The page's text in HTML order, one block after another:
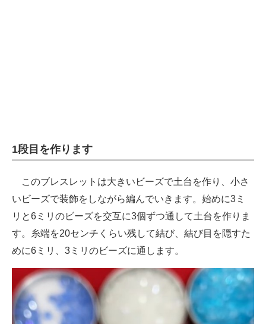
1段目を作ります
このブレスレットは大きいビーズで土台を作り、小さ
いビーズで装飾をしながら編んでいきます。始めに3ミ
リと6ミリのビーズを交互に3個ずつ通して土台を作りま
す。糸端を20センチくらい残して結び、結び目を隠すた
めに6ミリ、3ミリのビーズに通します。